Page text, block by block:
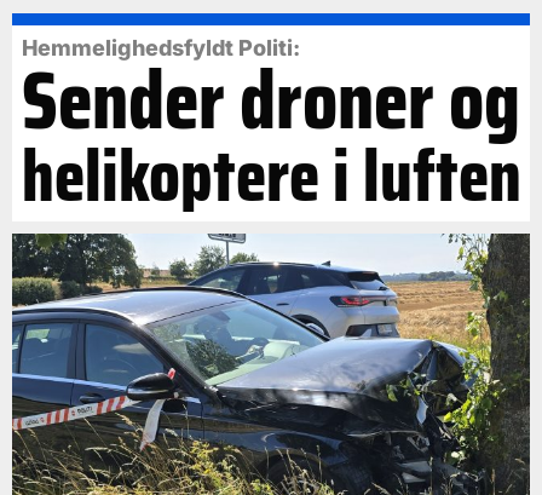
Hemmelighedsfyldt Politi:
Sender droner og
helikoptere i luften